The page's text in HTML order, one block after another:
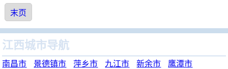
末页
江西城市导航
南昌市 景德镇市 萍乡市 九江市 新余市
鹰潭市